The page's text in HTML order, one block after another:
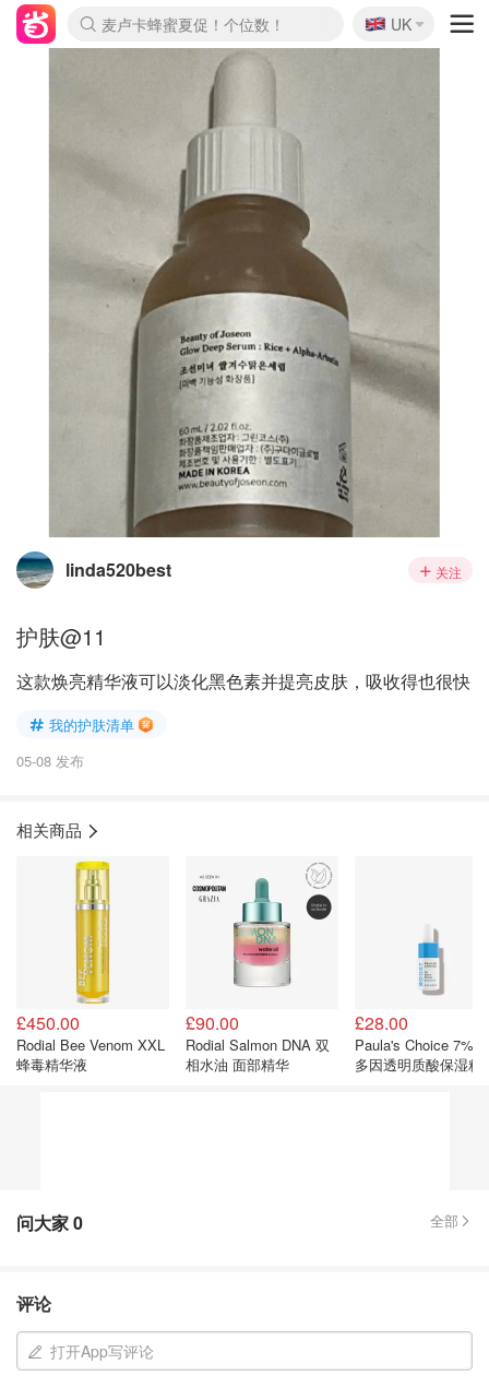
麦卢卡蜂蜜夏促！个位数！
Prada/Miu 4.8折！
啥？必胜客披萨5折！
🇬🇧
UK
linda520best 关注
护肤@11
这款焕亮精华液可以淡化黑色素并提亮皮肤，吸收得也很快
我的护肤清单
05-08 发布
相关商品
£450.00
Rodial Bee Venom XXL
蜂毒精华液
£90.00
Rodial Salmon DNA 双
相水油 面部精华
£28.00
Paula's Choice 7%
多因透明质酸保湿精
问大家0 全部
评论
打开App写评论